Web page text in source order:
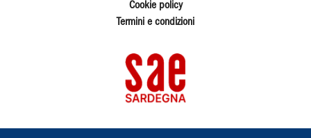
Cookie policy
Termini e condizioni